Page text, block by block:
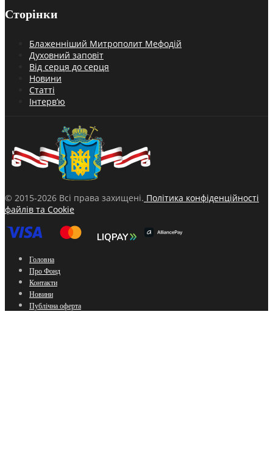
Сторінки
Блаженніший Митрополит Мефодій
Духовний заповіт
Від серця до серця
Новини
Статті
Інтерв’ю
© 2015-2026 Всі права захищені. Політика конфіденційності
файлів та Cookie
Головна
Про Фонд
Контакти
Новини
Публічна оферта